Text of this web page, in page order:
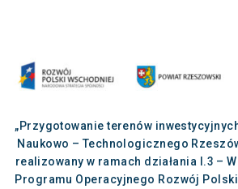
„Przygotowanie terenów
Naukowo – Technologicznego
realizowany w ramach działania I.3 –
Programu Operacyjnego Rozwój